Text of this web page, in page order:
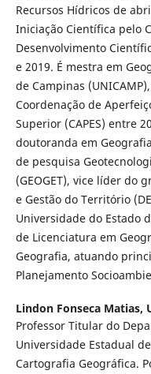
Recursos Hídricos de
Iniciação Científica pelo
Desenvolvimento
e 2019. É mestra em
de Campinas
Coordenação de
Superior (CAPES) entre
doutoranda em
de pesquisa
(GEOGET), vice líder do
e Gestão do Território
Universidade do Estado
de Licenciatura em
Geografia, atuando
Planejamento
Lindon Fonseca Matias,
Professor Titular do
Universidade Estadual
Cartografia Geográfica.